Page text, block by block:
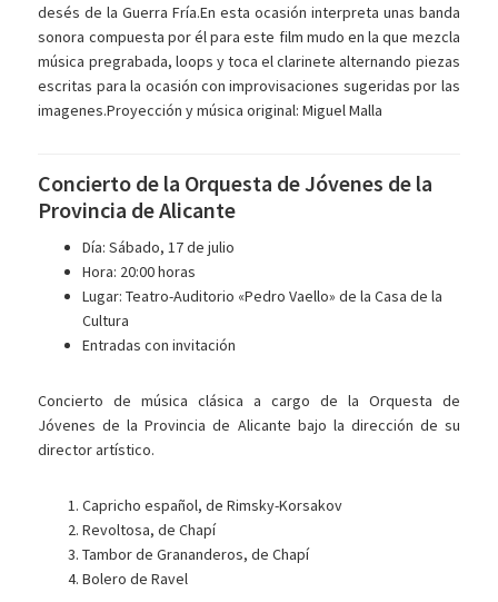
desés de la Guerra Fría.En esta ocasión interpreta unas banda
sonora compuesta por él para este film mudo en la que mezcla
música pregrabada, loops y toca el clarinete alternando piezas
escritas para la ocasión con improvisaciones sugeridas por las
imagenes.Proyección y música original: Miguel Malla
Concierto de la Orquesta de Jóvenes de la
Provincia de Alicante
Día: Sábado, 17 de julio
Hora: 20:00 horas
Lugar: Teatro-Auditorio «Pedro Vaello» de la Casa de la
Cultura
Entradas con invitación
Concierto de música clásica a cargo de la Orquesta de
Jóvenes de la Provincia de Alicante bajo la dirección de su
director artístico.
Capricho español, de Rimsky-Korsakov
Revoltosa, de Chapí
Tambor de Grananderos, de Chapí
Bolero de Ravel